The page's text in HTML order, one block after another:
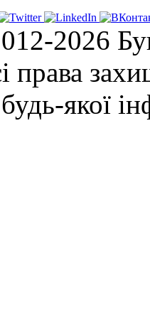
2026
права
якої